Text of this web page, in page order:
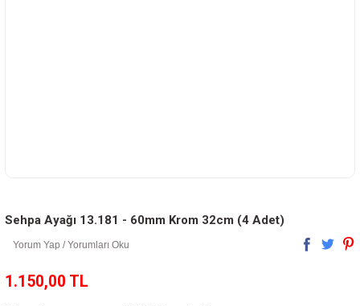
Sehpa Ayağı 13.181 - 60mm Krom 32cm (4 Adet)
Yorum Yap / Yorumları Oku
1.150,00 TL